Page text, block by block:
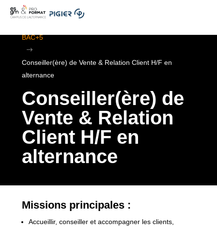
BAC+5
$
Conseiller(ère) de Vente & Relation Client H/F en
alternance
Conseiller(ère) de
Vente & Relation
Client H/F en
alternance
Missions principales :
Accueillir, conseiller et accompagner les clients,